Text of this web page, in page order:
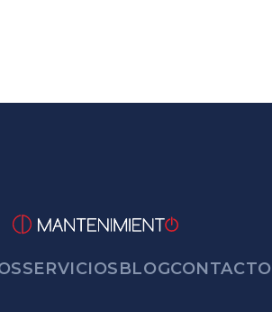
SERVICIOSBLOGCONTACTO